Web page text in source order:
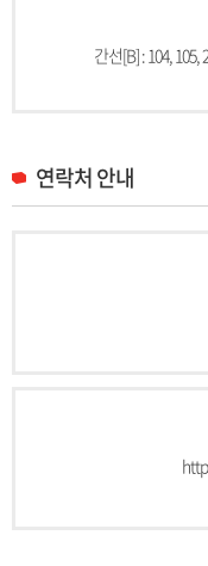
간선[B] : 104, 105,
연락처 안내